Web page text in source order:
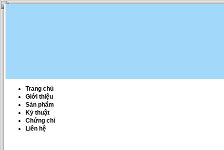
Trang chủ
Giới thiệu
Sản phẩm
Kỷ thuật
Chứng chỉ
Liên hệ